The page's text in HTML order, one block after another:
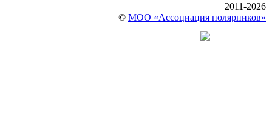
2011-2026
© МОО «Ассоциация полярников»